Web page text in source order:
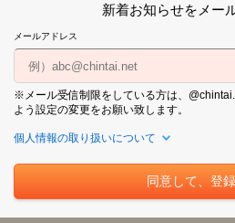
新着お知らせをメー
メールアドレス
※メール受信制限をしている方は、
よう設定の変更をお願い致します。
個人情報の取り扱いについて